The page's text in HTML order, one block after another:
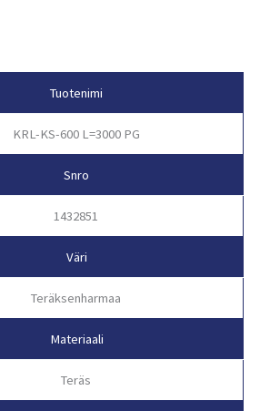
Tuotenimi
KRL-KS-600 L=3000 PG
Snro
1432851
Väri
Teräksenharmaa
Materiaali
Teräs